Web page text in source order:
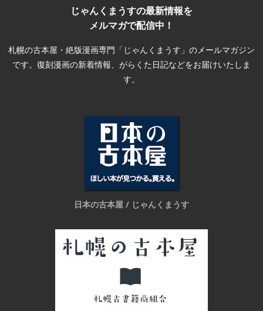
じゃんくまうすの最新情報を
メルマガで配信中！
札幌の古本屋・絶版漫画専門「じゃんくまうす」のメールマガジン
です。復刻漫画の新着情報、がらくた日記などをお届けいたしま
す。
日本の古本屋 / じゃんくまうす